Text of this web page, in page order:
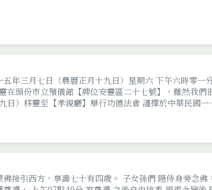
年三月七日（農曆正月十九日）星期六 下午六時零一
頭份市立殯儀館【牌位安靈區二十七號】，雖然我們
日）移靈至【孝親廳】舉行功德法會 謹擇於中華民國
接引西方，享壽七十有四歲。 子女孫們 隨侍身旁念